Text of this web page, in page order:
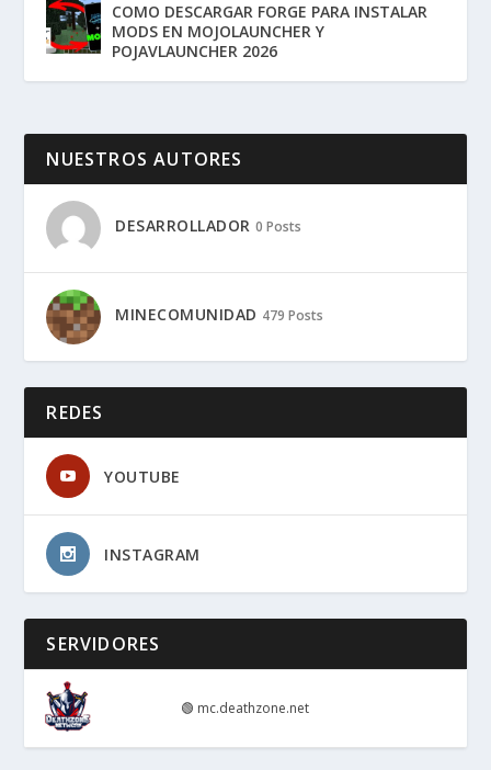
COMO DESCARGAR FORGE PARA INSTALAR
MODS EN MOJOLAUNCHER Y
POJAVLAUNCHER 2026
NUESTROS AUTORES
DESARROLLADOR 0 Posts
MINECOMUNIDAD 479 Posts
REDES
YOUTUBE
INSTAGRAM
SERVIDORES
🟢 mc.deathzone.net